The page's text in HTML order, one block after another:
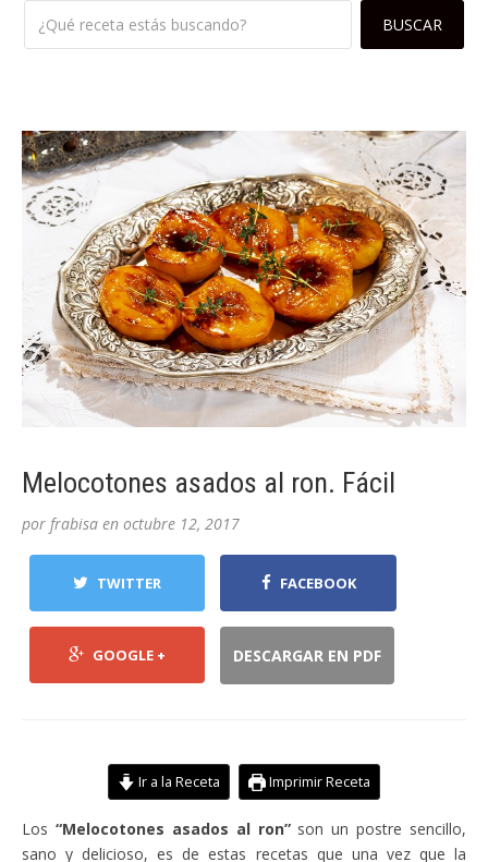
Melocotones asados al ron. Fácil
por frabisa en octubre 12, 2017
TWITTER FACEBOOK
GOOGLE + DESCARGAR EN PDF
Ir a la Receta Imprimir Receta
Los “Melocotones asados al ron”son un postre sencillo,
sano y delicioso, es de estas recetas que una vez que la